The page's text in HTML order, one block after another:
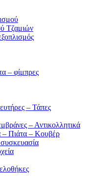
Τζαμιών
– φίμπρες
– Τάπες
– Αντικολλητικά
– Πιάτα – Κουβέρ